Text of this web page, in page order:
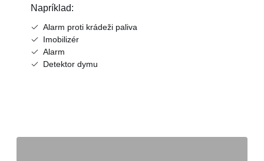
Napríklad:
Alarm proti krádeži paliva
Imobilizér
Alarm
Detektor dymu